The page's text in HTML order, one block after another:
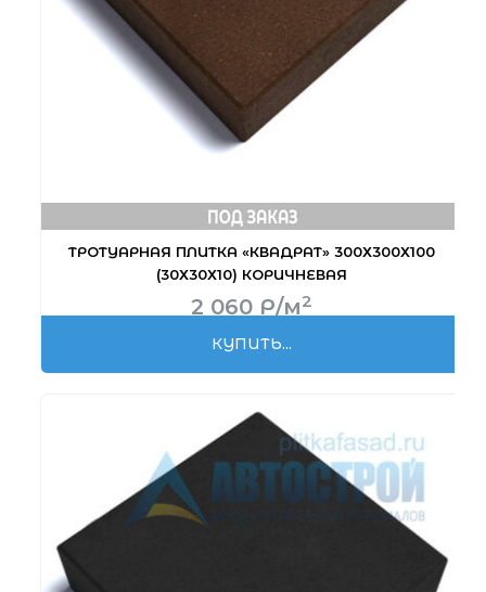
ТРОТУАРНАЯ ПЛИТКА «КВАДРАТ» 300Х300Х100
(30Х30Х10) КОРИЧНЕВАЯ
2 060 Р/м2
КУПИТЬ...